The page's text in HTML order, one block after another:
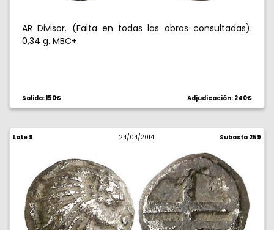
AR Divisor. (Falta en todas las obras consultadas).
0,34 g. MBC+.
Salida: 150€ Adjudicación: 240€
Lote 9 24/04/2014 Subasta 259